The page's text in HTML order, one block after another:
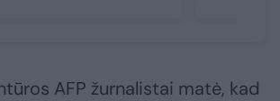
AFP žurnalistai matė, kad